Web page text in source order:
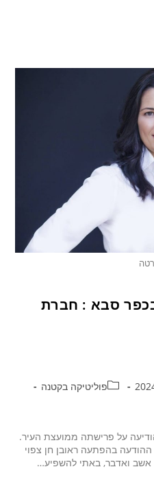
סבא : חברת
פוליטיקה בקטנה
על פרישתה ממועצת העיר.
בהפתעה ראובן חן צפוי
אשב ואדבר, באתי להשפיע…